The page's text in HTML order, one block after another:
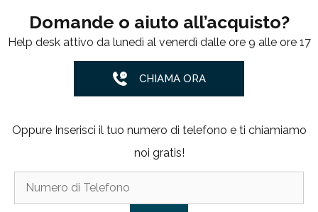
Domande o aiuto all’acquisto?
Help desk attivo da lunedì al venerdì dalle ore 9 alle ore 17
CHIAMA ORA
Oppure Inserisci il tuo numero di telefono e ti chiamiamo
noi gratis!